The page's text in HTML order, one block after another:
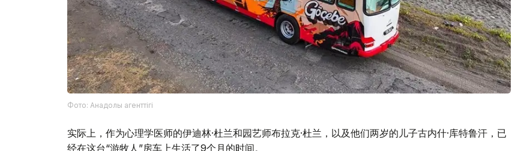
Фото: Анадолы агенттігі
实际上，作为心理学医师的伊迪林·杜兰和园艺师布拉克·杜兰，以及他们两岁的儿子古内什·库特鲁汗，已
经在这台“游牧人”房车上生活了9个月的时间。